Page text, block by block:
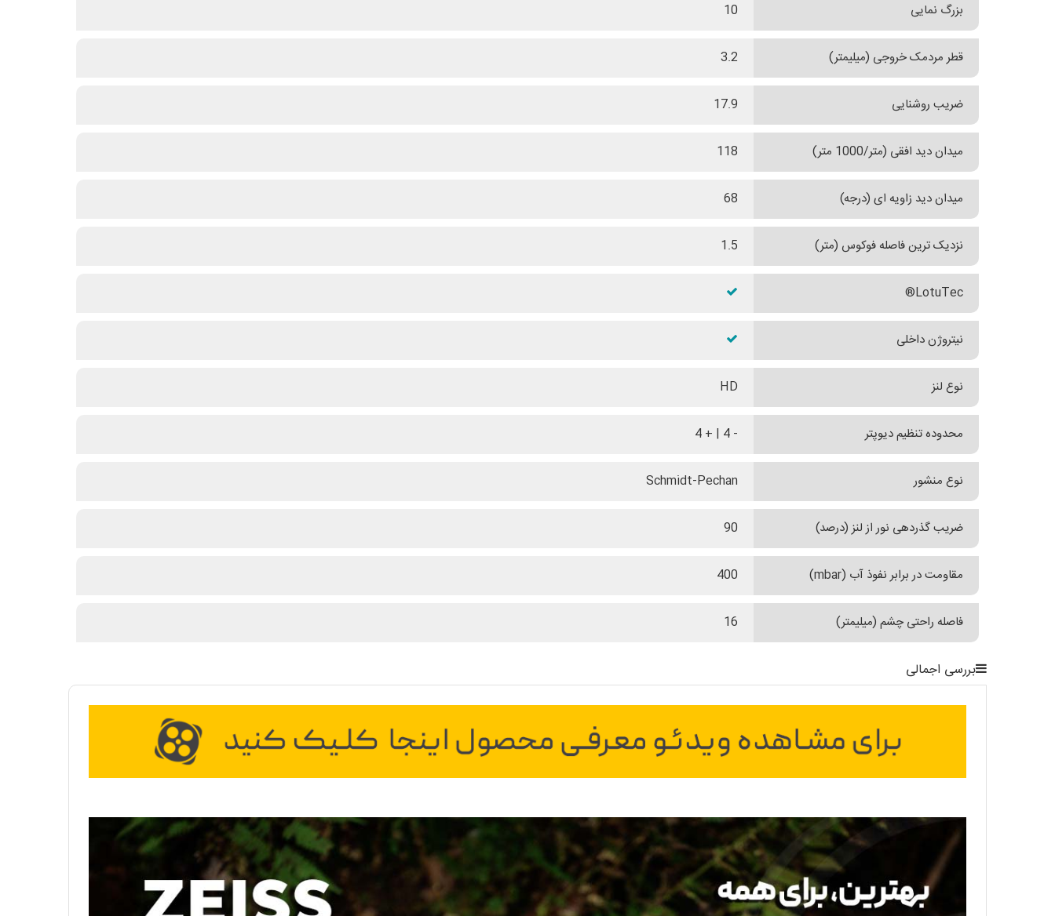
بزرگ نمایی 10
قطر مردمک خروجی (میلیمتر) 3.2
ضریب روشنایی 17.9
میدان دید افقی (متر/1000 متر) 118
میدان دید زاویه ای (درجه) 68
نزدیک ترین فاصله فوکوس (متر) 1.5
LotuTec®
نیتروژن داخلی
نوع لنز HD
محدوده تنظیم دیوپتر - 4 | + 4
نوع منشور Schmidt-Pechan
ضریب گذردهی نور از لنز (درصد) 90
مقاومت در برابر نفوذ آب (mbar) 400
فاصله راحتی چشم (میلیمتر) 16
بررسی اجمالی